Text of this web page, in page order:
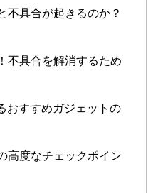
不具合が起きるのか？
不具合を解消するため
おすすめガジェットの
高度なチェックポイン